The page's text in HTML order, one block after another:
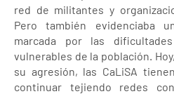
red de militantes y
Pero también evidenciaba
marcada por las
vulnerables de la población.
su agresión, las CaLiSA
continuar tejiendo redes